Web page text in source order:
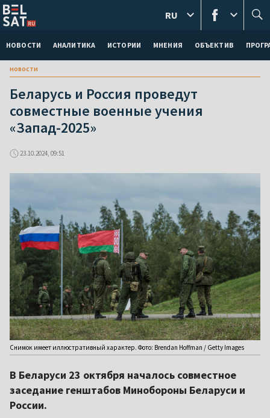
НОВОСТИ АНАЛИТИКА ИСТОРИИ МНЕНИЯ ОБЪЕКТИВ
RU
новости
Беларусь и Россия проведут
совместные военные учения
«Запад-2025»
23.10.2024, 09:51
Снимок имеет иллюстративный характер. Фото: Brendan Hoffman / Getty Images
В Беларуси 23 октября началось совместное
заседание генштабов Минобороны Беларуси и
России.